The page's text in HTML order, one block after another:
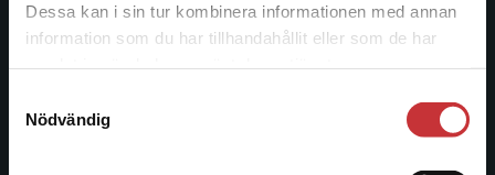
Dessa kan i sin tur kombinera informationen med annan
information som du har tillhandahållit eller som de har
Nödvändig
Det verkar som att du besöker
studentlitteratur.se via en enhet utanför Sverige.
Vi erbjuder inte leveranser utanför Sverige. För
att kunna slutföra ett köp måste
Postadress:
Box 141
221 00 Lund
Besöksadress: